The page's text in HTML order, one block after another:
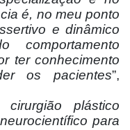
é, no meu ponto
e dinâmico
comportamento
ter conhecimento
os pacientes”,
plástico
para